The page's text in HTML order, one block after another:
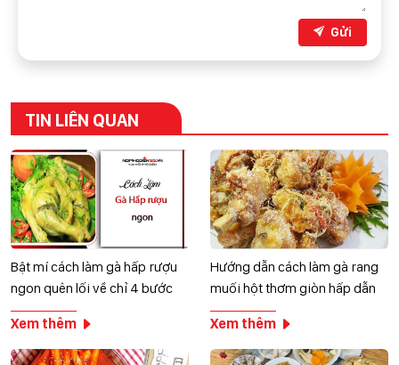
Gửi
TIN LIÊN QUAN
Bật mí cách làm gà hấp rượu
ngon quên lối về chỉ 4 bước
Xem thêm
Hướng dẫn cách làm gà rang
muối hột thơm giòn hấp dẫn
Xem thêm